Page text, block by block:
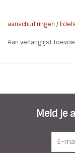
aanschuif ringen /
Aan verlanglijst
Meld je